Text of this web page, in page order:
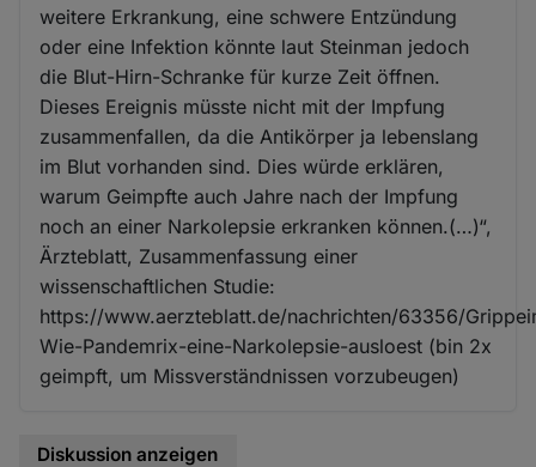
weitere Erkrankung, eine schwere Entzündung
oder eine Infektion könnte laut Steinman jedoch
die Blut-Hirn-Schranke für kurze Zeit öffnen.
Dieses Ereignis müsste nicht mit der Impfung
zusammenfallen, da die Antikörper ja lebenslang
im Blut vorhanden sind. Dies würde erklären,
warum Geimpfte auch Jahre nach der Impfung
noch an einer Narkolepsie erkranken können.(…)“,
Ärzteblatt, Zusammenfassung einer
wissenschaftlichen Studie:
https://www.aerzteblatt.de/nachrichten/63356/
Wie-Pandemrix-eine-Narkolepsie-ausloest (bin 2x
geimpft, um Missverständnissen vorzubeugen)
Diskussion anzeigen